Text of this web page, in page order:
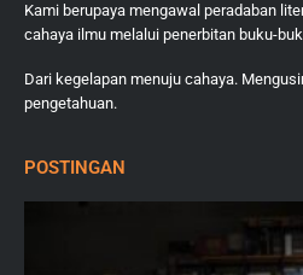
Kami berupaya mengawal peradaban
cahaya ilmu melalui penerbitan buku-
Dari kegelapan menuju cahaya.
pengetahuan.
POSTINGAN